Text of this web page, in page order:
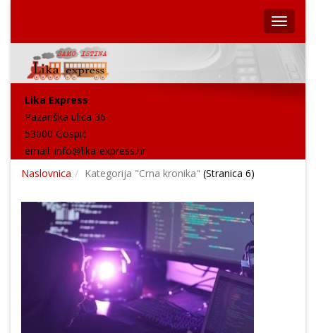
Lika Express
Pazariška ulica 36
53000 Gospić
email: info@lika-express.hr
Naslovnica
Kategorija "Crna kronika" (Stranica 6)